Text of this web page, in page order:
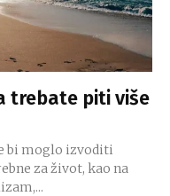
trebate piti više
bi moglo izvoditi
za život, kao na